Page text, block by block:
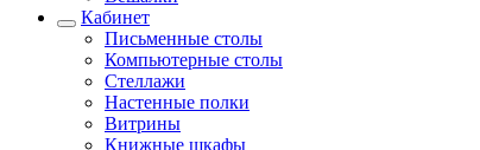
Кабинет
Письменные столы
Компьютерные столы
Стеллажи
Настенные полки
Витрины
Книжные шкафы